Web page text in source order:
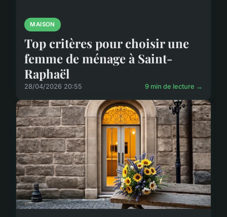
MAISON
Top critères pour choisir une
femme de ménage à Saint-
Raphaël
28/04/2026 20:55 9 min de lecture →